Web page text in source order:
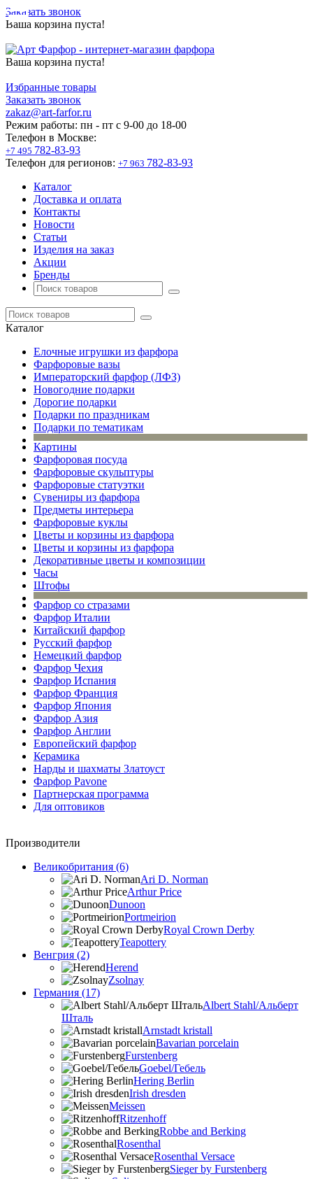
Заказать звонок
Ваша корзина пуста!
Ваша корзина пуста!
Избранные товары
Заказать звонок
zakaz@art-farfor.ru
Режим работы: пн - пт c 9-00 до 18-00
Телефон в Москве:
+7 495 782-83-93
Телефон для регионов: +7 963 782-83-93
Каталог
Доставка и оплата
Контакты
Новости
Статьи
Изделия на заказ
Акции
Бренды
Каталог
Елочные игрушки из фарфора
Фарфоровые вазы
Императорский фарфор (ЛФЗ)
Новогодние подарки
Дорогие подарки
Подарки по праздникам
Подарки по тематикам
Картины
Фарфоровая посуда
Фарфоровые скульптуры
Фарфоровые статуэтки
Сувениры из фарфора
Предметы интерьера
Фарфоровые куклы
Цветы и корзины из фарфора
Цветы и корзины из фарфора
Декоративные цветы и композиции
Часы
Штофы
Фарфор со стразами
Фарфор Италии
Китайский фарфор
Русский фарфор
Немецкий фарфор
Фарфор Чехия
Фарфор Испания
Фарфор Франция
Фарфор Япония
Фарфор Азия
Фарфор Англии
Европейский фарфор
Керамика
Нарды и шахматы Златоуст
Фарфор Pavone
Партнерская программа
Для оптовиков
Производители
Великобритания (6)
Ari D. Norman
Arthur Price
Dunoon
Portmeirion
Royal Crown Derby
Teapottery
Венгрия (2)
Herend
Zsolnay
Германия (17)
Albert Stahl/Альбеpт
Шталь
Arnstadt kristall
Bavarian porcelain
Furstenberg
Goebel/Гебель
Hering Berlin
Irish dresden
Meissen
Ritzenhoff
Robbe and Berking
Rosenthal
Rosenthal Versace
Sieger by Furstenberg